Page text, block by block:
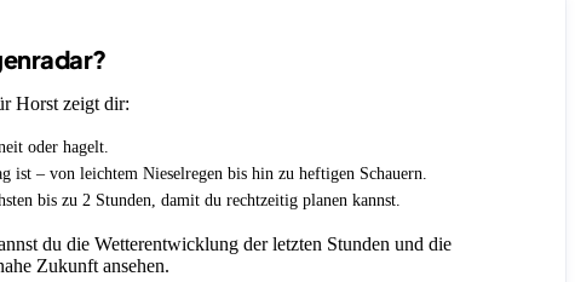
Horst zeigt dir:
oder hagelt.
ist – von leichtem Nieselregen bis hin zu heftigen Schauern.
bis zu 2 Stunden, damit du rechtzeitig planen kannst.
du die Wetterentwicklung der letzten Stunden und die
Zukunft ansehen.